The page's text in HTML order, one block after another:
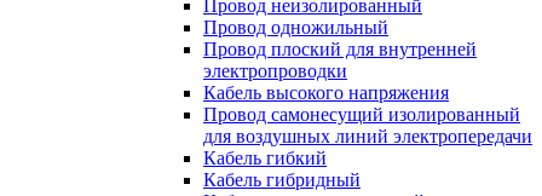
Провод неизолированный
Провод одножильный
Провод плоский для внутренней
электропроводки
Кабель высокого напряжения
Провод самонесущий изолированный
для воздушных линий электропередачи
Кабель гибкий
Кабель гибридный